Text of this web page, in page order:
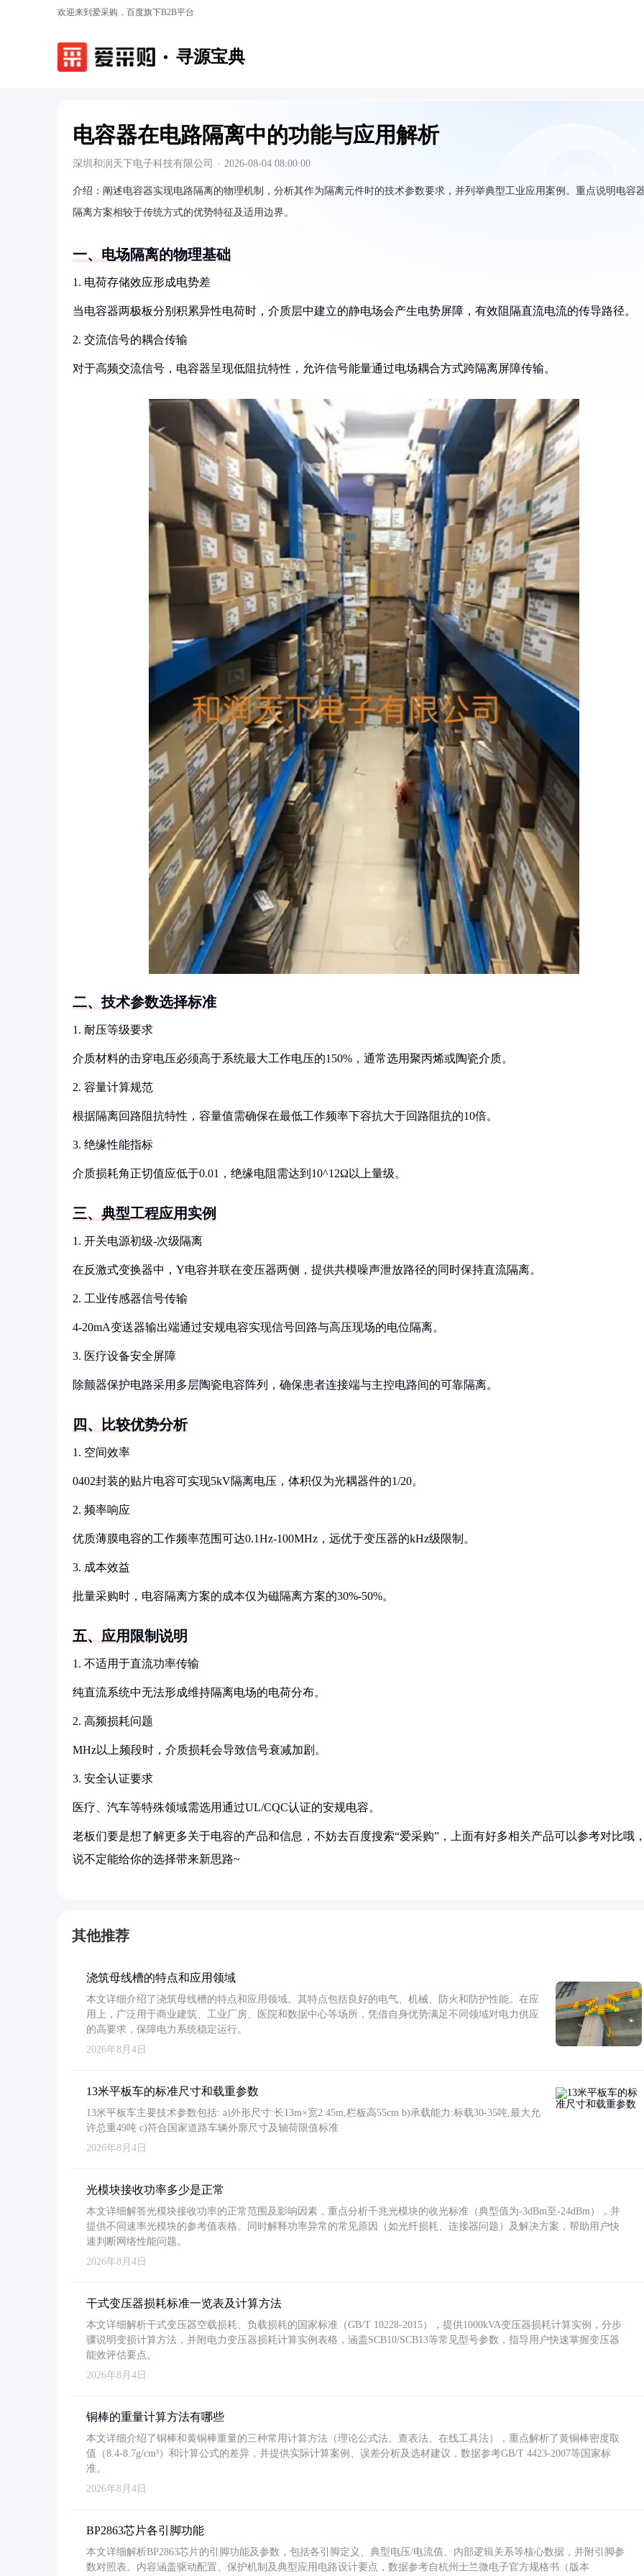
欢迎来到爱采购，百度旗下B2B平台
寻源宝典
电容器在电路隔离中的功能与应用解析
深圳和润天下电子科技有限公司 · 2026-08-04 08:00:00
介绍： 阐述电容器实现电路隔离的物理机制，分析其作为隔离元件时的技术参数要求，并列举典型工业应用案例。重点说明电容
隔离方案相较于传统方式的优势特征及适用边界。
一、电场隔离的物理基础
1. 电荷存储效应形成电势差
当电容器两极板分别积累异性电荷时，介质层中建立的静电场会产生电势屏障，有效阻隔直流电流的传导路径。
2. 交流信号的耦合传输
对于高频交流信号，电容器呈现低阻抗特性，允许信号能量通过电场耦合方式跨隔离屏障传输。
二、技术参数选择标准
1. 耐压等级要求
介质材料的击穿电压必须高于系统最大工作电压的150%，通常选用聚丙烯或陶瓷介质。
2. 容量计算规范
根据隔离回路阻抗特性，容量值需确保在最低工作频率下容抗大于回路阻抗的10倍。
3. 绝缘性能指标
介质损耗角正切值应低于0.01，绝缘电阻需达到10^12Ω以上量级。
三、典型工程应用实例
1. 开关电源初级-次级隔离
在反激式变换器中，Y电容并联在变压器两侧，提供共模噪声泄放路径的同时保持直流隔离。
2. 工业传感器信号传输
4-20mA变送器输出端通过安规电容实现信号回路与高压现场的电位隔离。
3. 医疗设备安全屏障
除颤器保护电路采用多层陶瓷电容阵列，确保患者连接端与主控电路间的可靠隔离。
四、比较优势分析
1. 空间效率
0402封装的贴片电容可实现5kV隔离电压，体积仅为光耦器件的1/20。
2. 频率响应
优质薄膜电容的工作频率范围可达0.1Hz-100MHz，远优于变压器的kHz级限制。
3. 成本效益
批量采购时，电容隔离方案的成本仅为磁隔离方案的30%-50%。
五、应用限制说明
1. 不适用于直流功率传输
纯直流系统中无法形成维持隔离电场的电荷分布。
2. 高频损耗问题
MHz以上频段时，介质损耗会导致信号衰减加剧。
3. 安全认证要求
医疗、汽车等特殊领域需选用通过UL/CQC认证的安规电容。
老板们要是想了解更多关于电容的产品和信息，不妨去百度搜索“爱采购”，上面有好多相关产品可以参考对比哦
说不定能给你的选择带来新思路~
其他推荐
浇筑母线槽的特点和应用领域
本文详细介绍了浇筑母线槽的特点和应用领域。其特点包括良好的电气、机械、防火和防护性能。在应
用上，广泛用于商业建筑、工业厂房、医院和数据中心等场所，凭借自身优势满足不同领域对电力供应
的高要求，保障电力系统稳定运行。
2026年8月4日
13米平板车的标准尺寸和载重参数
13米平板车主要技术参数包括: a)外形尺寸:长13m×宽2.45m,栏板高55cm b)承载能力:标载30-35吨,最大允
许总重49吨 c)符合国家道路车辆外廓尺寸及轴荷限值标准
2026年8月4日
光模块接收功率多少是正常
本文详细解答光模块接收功率的正常范围及影响因素，重点分析千兆光模块的收光标准（典型值为-3dBm至-24dBm），并
提供不同速率光模块的参考值表格。同时解释功率异常的常见原因（如光纤损耗、连接器问题）及解决方案，帮助用户快
速判断网络性能问题。
2026年8月4日
干式变压器损耗标准一览表及计算方法
本文详细解析干式变压器空载损耗、负载损耗的国家标准（GB/T 10228-2015），提供1000kVA变压器损耗计算实例，分步
骤说明变损计算方法，并附电力变压器损耗计算实例表格，涵盖SCB10/SCB13等常见型号参数，指导用户快速掌握变压器
能效评估要点。
2026年8月4日
铜棒的重量计算方法有哪些
本文详细介绍了铜棒和黄铜棒重量的三种常用计算方法（理论公式法、查表法、在线工具法），重点解析了黄铜棒密度取
值（8.4-8.7g/cm³）和计算公式的差异，并提供实际计算案例、误差分析及选材建议，数据参考GB/T 4423-2007等国家标
准。
2026年8月4日
BP2863芯片各引脚功能
本文详细解析BP2863芯片的引脚功能及参数，包括各引脚定义、典型电压/电流值、内部逻辑关系等核心数据，并附引脚参
数对照表。内容涵盖驱动配置、保护机制及典型应用电路设计要点，数据参考自杭州士兰微电子官方规格书（版本